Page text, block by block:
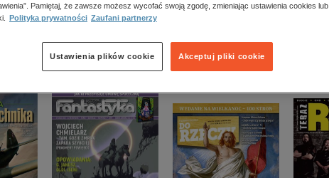
popularno-naukowe
historia
zdrowie
religie
Pamiętaj, że zawsze możesz wycofać swoją zgodę, zmieniając ustawienia cookies lub
Polityka prywatności Zaufani partnerzy
Akceptuj pliki cookie
Ustawienia plików cookie